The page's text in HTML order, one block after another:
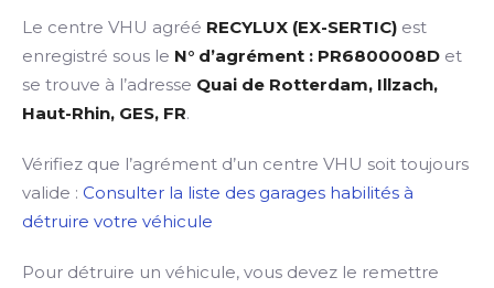
Le centre VHU agréé RECYLUX (EX-SERTIC) est
enregistré sous le N° d’agrément : PR6800008D et
se trouve à l’adresse Quai de Rotterdam, Illzach,
Haut-Rhin, GES, FR.
Vérifiez que l’agrément d’un centre VHU soit toujours
valide : Consulter la liste des garages habilités à
détruire votre véhicule
Pour détruire un véhicule, vous devez le remettre